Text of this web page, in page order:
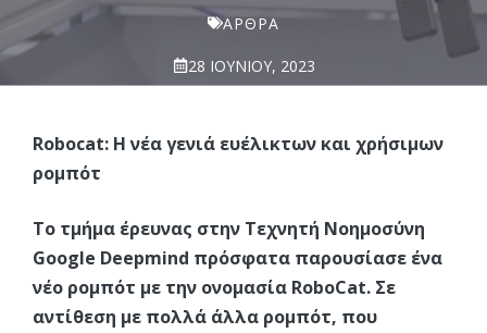
ΆΡΘΡΑ
28 ΙΟΥΝΊΟΥ, 2023
Robocat: Η νέα γενιά ευέλικτων και χρήσιμων
ρομπότ
Το τμήμα έρευνας στην Τεχνητή Νοημοσύνη
Google Deepmind πρόσφατα παρουσίασε ένα
νέο ρομπότ με την ονομασία RoboCat. Σε
αντίθεση με πολλά άλλα ρομπότ, που